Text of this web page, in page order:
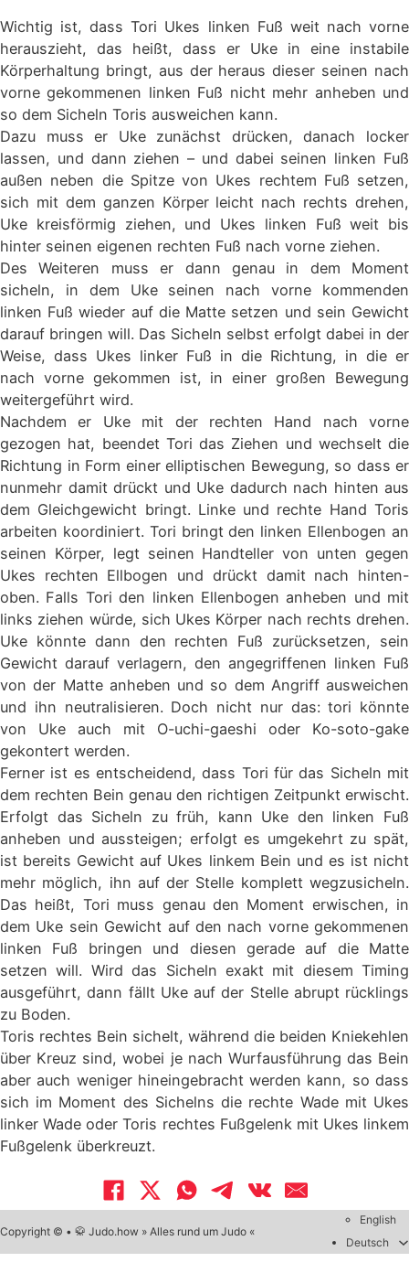
Wichtig ist, dass Tori Ukes linken Fuß weit nach vorne
herauszieht, das heißt, dass er Uke in eine instabile
Körperhaltung bringt, aus der heraus dieser seinen nach
vorne gekommenen linken Fuß nicht mehr anheben und
so dem Sicheln Toris ausweichen kann.
Dazu muss er Uke zunächst drücken, danach locker
lassen, und dann ziehen – und dabei seinen linken Fuß
außen neben die Spitze von Ukes rechtem Fuß setzen,
sich mit dem ganzen Körper leicht nach rechts drehen,
Uke kreisförmig ziehen, und Ukes linken Fuß weit bis
hinter seinen eigenen rechten Fuß nach vorne ziehen.
Des Weiteren muss er dann genau in dem Moment
sicheln, in dem Uke seinen nach vorne kommenden
linken Fuß wieder auf die Matte setzen und sein Gewicht
darauf bringen will. Das Sicheln selbst erfolgt dabei in der
Weise, dass Ukes linker Fuß in die Richtung, in die er
nach vorne gekommen ist, in einer großen Bewegung
weitergeführt wird.
Nachdem er Uke mit der rechten Hand nach vorne
gezogen hat, beendet Tori das Ziehen und wechselt die
Richtung in Form einer elliptischen Bewegung, so dass er
nunmehr damit drückt und Uke dadurch nach hinten aus
dem Gleichgewicht bringt. Linke und rechte Hand Toris
arbeiten koordiniert. Tori bringt den linken Ellenbogen an
seinen Körper, legt seinen Handteller von unten gegen
Ukes rechten Ellbogen und drückt damit nach hinten-
oben. Falls Tori den linken Ellenbogen anheben und mit
links ziehen würde, sich Ukes Körper nach rechts drehen.
Uke könnte dann den rechten Fuß zurücksetzen, sein
Gewicht darauf verlagern, den angegriffenen linken Fuß
von der Matte anheben und so dem Angriff ausweichen
und ihn neutralisieren. Doch nicht nur das: tori könnte
von Uke auch mit O-uchi-gaeshi oder Ko-soto-gake
gekontert werden.
Ferner ist es entscheidend, dass Tori für das Sicheln mit
dem rechten Bein genau den richtigen Zeitpunkt erwischt.
Erfolgt das Sicheln zu früh, kann Uke den linken Fuß
anheben und aussteigen; erfolgt es umgekehrt zu spät,
ist bereits Gewicht auf Ukes linkem Bein und es ist nicht
mehr möglich, ihn auf der Stelle komplett wegzusicheln.
Das heißt, Tori muss genau den Moment erwischen, in
dem Uke sein Gewicht auf den nach vorne gekommenen
linken Fuß bringen und diesen gerade auf die Matte
setzen will. Wird das Sicheln exakt mit diesem Timing
ausgeführt, dann fällt Uke auf der Stelle abrupt rücklings
zu Boden.
Toris rechtes Bein sichelt, während die beiden Kniekehlen
über Kreuz sind, wobei je nach Wurfausführung das Bein
aber auch weniger hineingebracht werden kann, so dass
sich im Moment des Sichelns die rechte Wade mit Ukes
linker Wade oder Toris rechtes Fußgelenk mit Ukes linkem
Fußgelenk überkreuzt.
Copyright © • 🥋 Judo.how » Alles rund um Judo «
Deutsch
English